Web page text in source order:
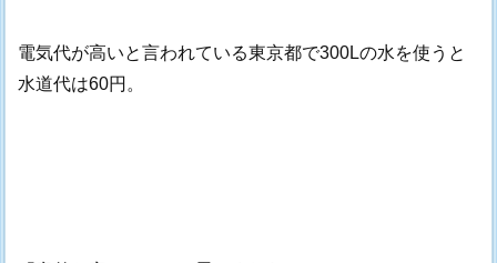
電気代が高いと言われている東京都で300Lの水を使うと
水道代は60円。